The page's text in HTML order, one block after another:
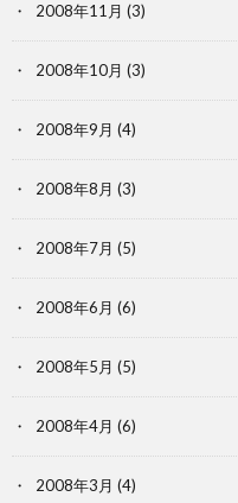
2008年11月 (3)
2008年10月 (3)
2008年9月 (4)
2008年8月 (3)
2008年7月 (5)
2008年6月 (6)
2008年5月 (5)
2008年4月 (6)
2008年3月 (4)